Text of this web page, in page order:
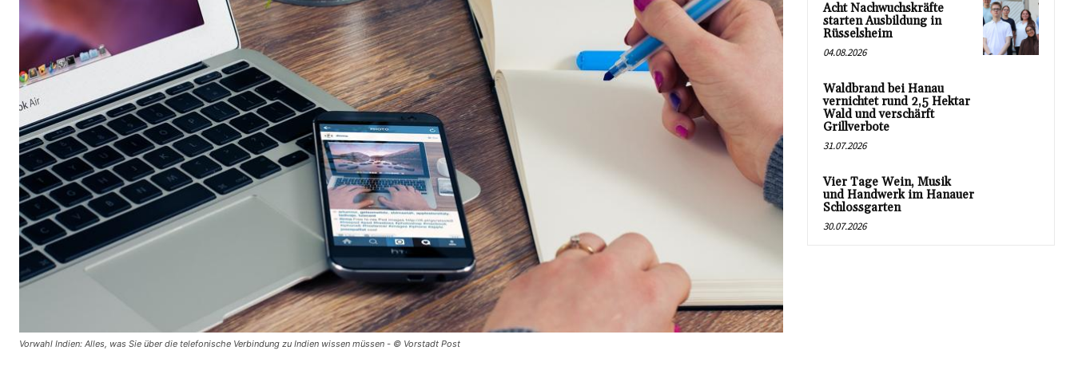
Vorwahl Indien: Alles, was Sie über die telefonische Verbindung zu Indien wissen müssen - © Vorstadt Post
Acht Nachwuchskräfte
starten Ausbildung in
Rüsselsheim
04.08.2026
Waldbrand bei Hanau
vernichtet rund 2,5 Hektar
Wald und verschärft
Grillverbote
31.07.2026
Vier Tage Wein, Musik
und Handwerk im Hanauer
Schlossgarten
30.07.2026